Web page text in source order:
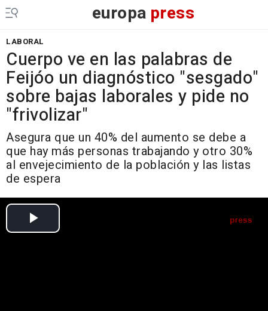
europa press
LABORAL
Cuerpo ve en las palabras de
Feijóo un diagnóstico "sesgado"
sobre bajas laborales y pide no
"frivolizar"
Asegura que un 40% del aumento se debe a
que hay más personas trabajando y otro 30%
al envejecimiento de la población y las listas
de espera